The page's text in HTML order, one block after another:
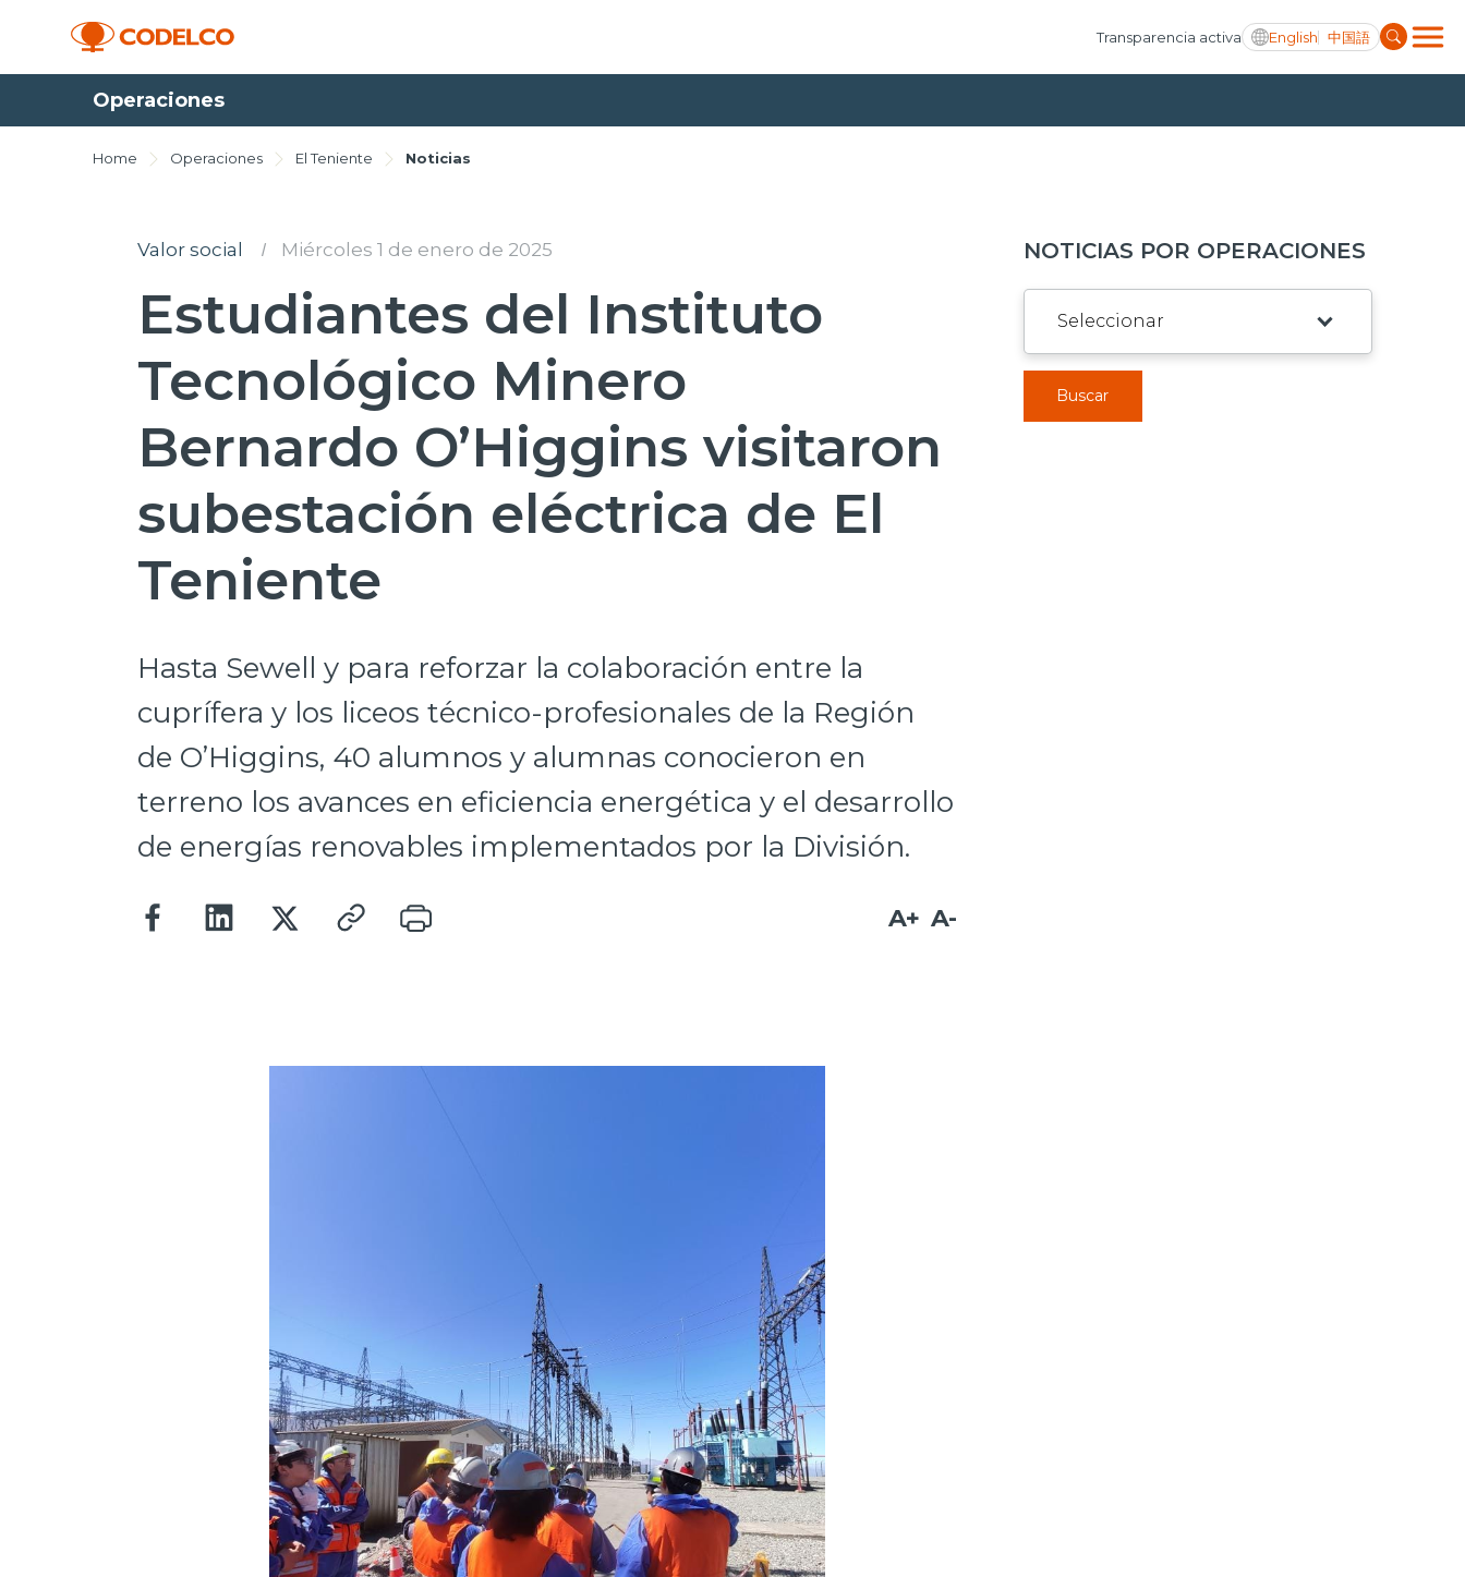
Transparencia activa English 中国語
Operaciones
Home Operaciones El Teniente Noticias
Valor social I Miércoles 1 de enero de 2025
Estudiantes del Instituto
Tecnológico Minero
Bernardo O’Higgins visitaron
subestación eléctrica de El
Teniente
Hasta Sewell y para reforzar la colaboración entre la
cuprífera y los liceos técnico-profesionales de la Región
de O’Higgins, 40 alumnos y alumnas conocieron en
terreno los avances en eficiencia energética y el desarrollo
de energías renovables implementados por la División.
A+ A-
NOTICIAS POR OPERACIONES
Buscar